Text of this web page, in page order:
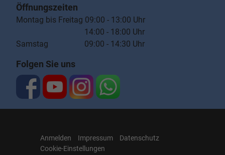
Öffnungszeiten
Montag bis Freitag 09:00 - 13:00 Uhr
14:00 - 18:00 Uhr
Samstag 09:00 - 14:30 Uhr
Folgen Sie uns
Anmelden Impressum
Datenschutz
Cookie-Einstellungen